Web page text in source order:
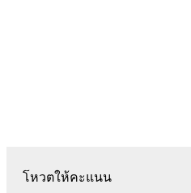
โหวตให้คะแนน